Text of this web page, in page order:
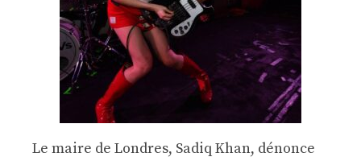
Le maire de Londres, Sadiq Khan, dénonce